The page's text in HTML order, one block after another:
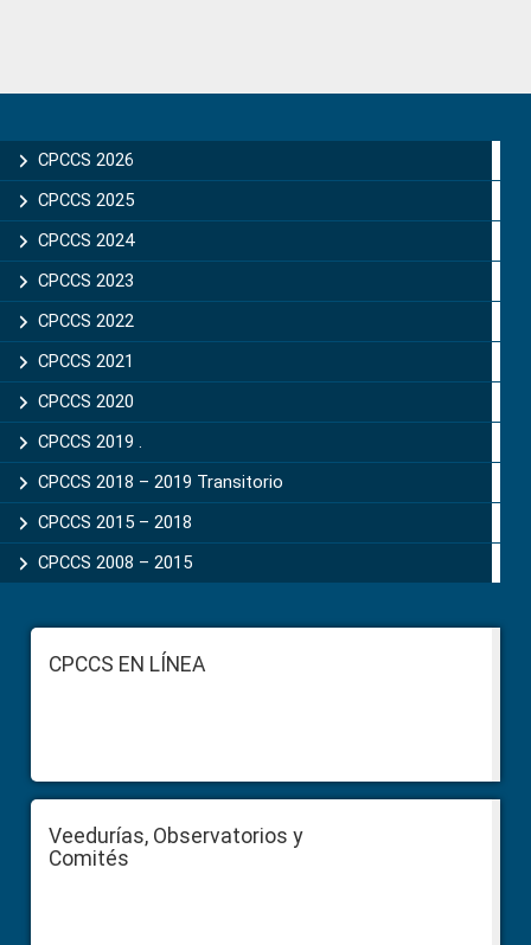
Sidebar
CPCCS 2026
CPCCS 2025
CPCCS 2024
CPCCS 2023
CPCCS 2022
CPCCS 2021
CPCCS 2020
CPCCS 2019 .
CPCCS 2018 – 2019 Transitorio
CPCCS 2015 – 2018
CPCCS 2008 – 2015
FooterCPCCS EN LÍNEA
Veedurías, Observatorios y
Comités